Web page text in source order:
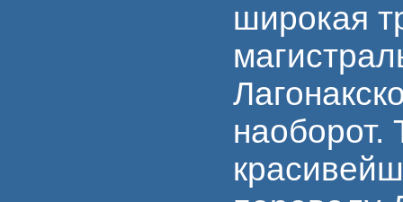
широкая
наоборот.